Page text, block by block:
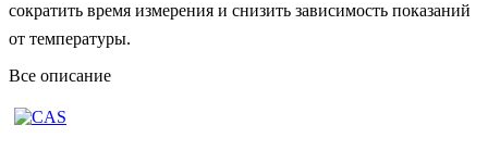
сократить время измерения и снизить зависимость показаний
от температуры.
Все описание